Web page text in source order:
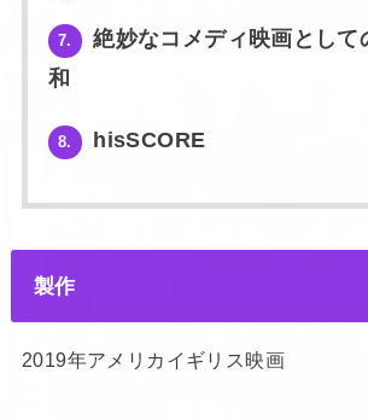
7.
絶妙なコメディ映画として
和
8. hisSCORE
製作
2019年アメリカイギリス映画